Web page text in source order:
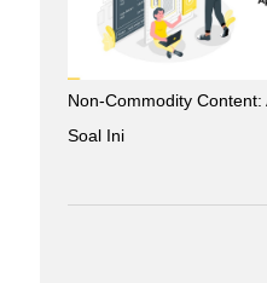
Non-Commodity
Soal Ini